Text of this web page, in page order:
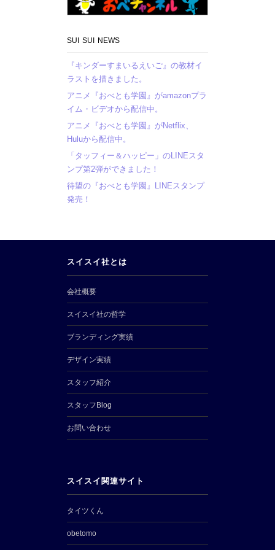
SUI SUI NEWS
『キンダーすまいるえいご』の教材イ
ラストを描きました。
アニメ『おべとも学園』がamazonプラ
イム・ビデオから配信中。
アニメ『おべとも学園』がNetflix、
Huluから配信中。
「タッフィー＆ハッピー」のLINEスタ
ンプ第2弾ができました！
待望の『おべとも学園』LINEスタンプ
発売！
スイスイ社とは
会社概要
スイスイ社の哲学
ブランディング実績
デザイン実績
スタッフ紹介
スタッフBlog
お問い合わせ
スイスイ関連サイト
タイツくん
obetomo